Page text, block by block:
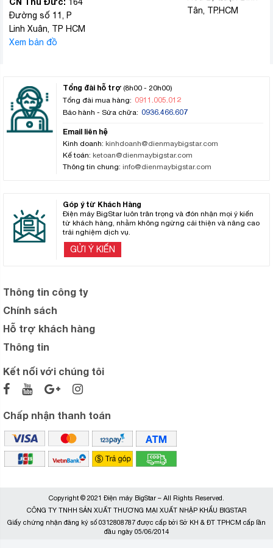
Đường số 11, P
Linh Xuân, TP HCM
Xem bản đồ
Tân, TP.HCM
Tổng đài hỗ trợ (8h00 - 20h00)
Tổng đài mua hàng: 0911.005.012
Bảo hành - Sửa chữa: 0936.466.607
Email liên hệ
Kinh doanh: kinhdoanh@dienmaybigstar.com
Kế toán: ketoan@dienmaybigstar.com
Thông tin chung: info@dienmaybigstar.com
Góp ý từ Khách Hàng
Điện máy BigStar luôn trân trọng và đón nhận mọi ý kiến
từ khách hàng, nhằm không ngừng cải thiện và nâng cao
trải nghiệm dịch vụ.
GỬI Ý KIẾN
Thông tin công ty
Chính sách
Hỗ trợ khách hàng
Thông tin
Kết nối với chúng tôi
Chấp nhận thanh toán
Copyright © 2021 Điện máy BigStar – All Rights Reserved.
CÔNG TY TNHH SẢN XUẤT THƯƠNG MẠI XUẤT NHẬP KHẨU BIGSTAR
Giấy chứng nhận đăng ký số 0312808787 được cấp bởi Sở KH & ĐT TPHCM cấp lần
đầu ngày 05/06/2014